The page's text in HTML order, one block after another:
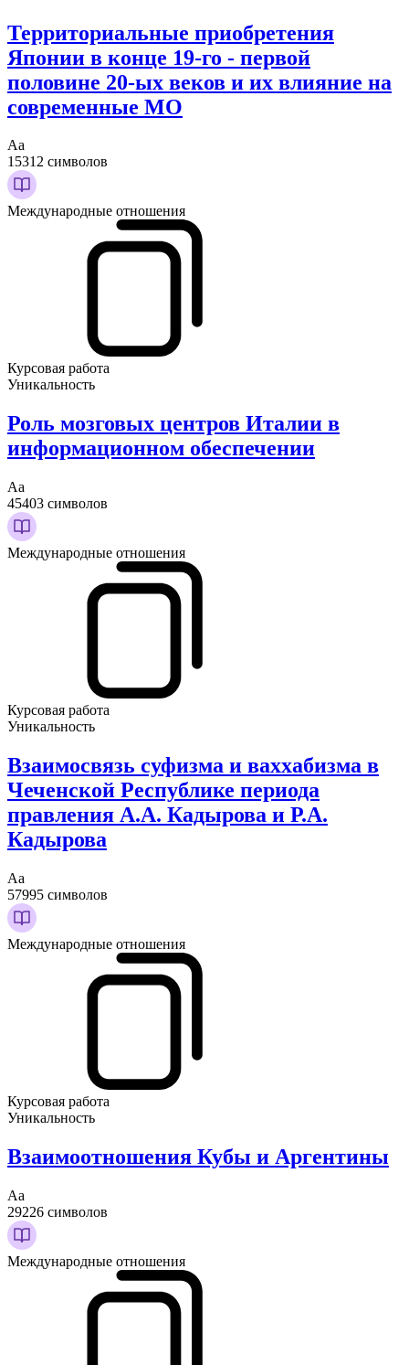
Территориальные приобретения
Японии в конце 19-го - первой
половине 20-ых веков и их влияние на
современные МО
Аа
15312 символов
Международные отношения
Курсовая работа
Уникальность
Роль мозговых центров Италии в
информационном обеспечении
Аа
45403 символов
Международные отношения
Курсовая работа
Уникальность
Взаимосвязь суфизма и ваххабизма в
Чеченской Республике периода
правления А.А. Кадырова и Р.А.
Кадырова
Аа
57995 символов
Международные отношения
Курсовая работа
Уникальность
Взаимоотношения Кубы и Аргентины
Аа
29226 символов
Международные отношения